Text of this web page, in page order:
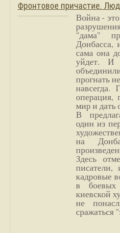
Фронтовое причастие.
Война -
"дама"
Донбасса,
сама она
уйдет. И
прогнать
навсегда.
операция,
мир и дать
В
один из
на
Здесь
кадровые
в боевых
киевской
не
сражаться